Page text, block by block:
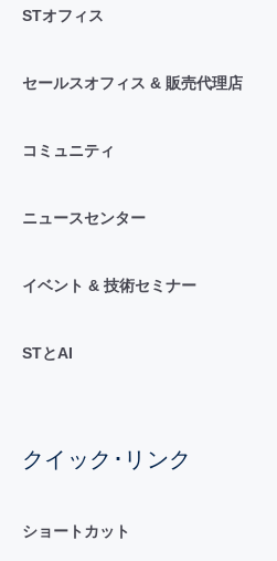
STオフィス
セールスオフィス & 販売代理店
コミュニティ
ニュースセンター
イベント & 技術セミナー
STとAI
クイック･リンク
ショートカット